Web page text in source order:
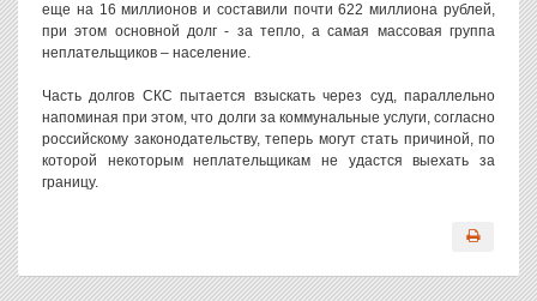
еще на 16 миллионов и составили почти 622 миллиона рублей,
при этом основной долг - за тепло, а самая массовая группа
неплательщиков – население.
Часть долгов СКС пытается взыскать через суд, параллельно
напоминая при этом, что долги за коммунальные услуги, согласно
российскому законодательству, теперь могут стать причиной, по
которой некоторым неплательщикам не удастся выехать за
границу.